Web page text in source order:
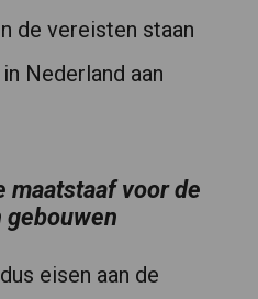
de vereisten staan
Nederland aan
maatstaaf voor de
eisen aan de